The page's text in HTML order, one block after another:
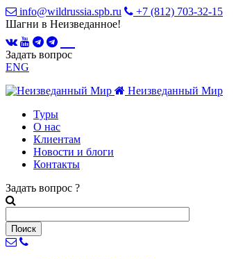
info@wildrussia.spb.ru
+7 (812) 703-32-15
Шагни в Неизведанное!
Задать вопрос
ENG
Неизведанный Мир
Туры
О нас
Клиентам
Новости и блоги
Контакты
Задать вопрос ?